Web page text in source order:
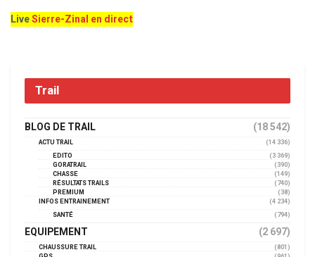
LiveSierre-Zinal en direct
Trail
BLOG DE TRAIL (18 542)
ACTU TRAIL
(14 336)
EDITO
(3 369)
GORATRAIL
(390)
CHASSE
(149)
RÉSULTATS TRAILS
(740)
PREMIUM
(38)
INFOS ENTRAINEMENT
(4 234)
SANTÉ
(794)
EQUIPEMENT (2 697)
CHAUSSURE TRAIL
(801)